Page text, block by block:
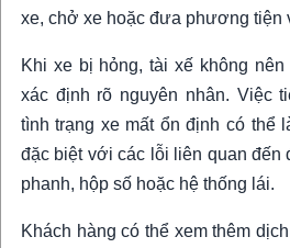
xe, chở xe hoặc đưa phương tiện
Khi xe bị hỏng, tài xế không
xác định rõ nguyên nhân. Việc
tình trạng xe mất ổn định có thể
đặc biệt với các lỗi liên quan đến
phanh, hộp số hoặc hệ thống lái.
Khách hàng có thể xem thêm